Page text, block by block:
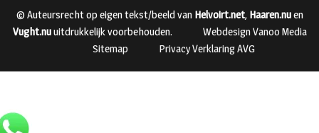
© Auteursrecht op eigen tekst/beeld van Helvoirt.net, Haaren.nuen
Vught.nuuitdrukkelijk voorbehouden.
Webdesign Vanoo Media
Sitemap
Privacy Verklaring AVG